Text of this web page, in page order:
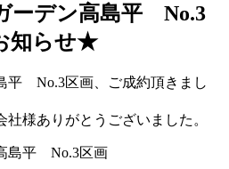
ーデン高島平 No.3
知らせ★
平 No.3区画、ご成約頂きまし
様ありがとうございました。